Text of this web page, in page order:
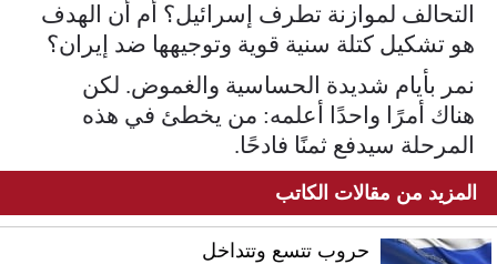
التحالف لموازنة تطرف إسرائيل؟ أم أن الهدف
هو تشكيل كتلة سنية قوية وتوجيهها ضد إيران؟
نمر بأيام شديدة الحساسية والغموض. لكن
هناك أمرًا واحدًا أعلمه: من يخطئ في هذه
المرحلة سيدفع ثمنًا فادحًا.
المزيد من مقالات الكاتب
حروب تتسع وتتداخل